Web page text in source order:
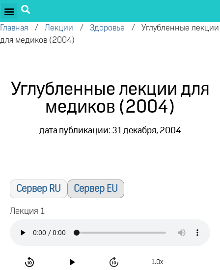
Главная / Лекции / Здоровье / Углубленные лекции
для медиков (2004)
Углубленные лекции для
медиков (2004)
дата публикации: 31 декабря, 2004
Сервер RU Сервер EU
Лекция 1
1.0x